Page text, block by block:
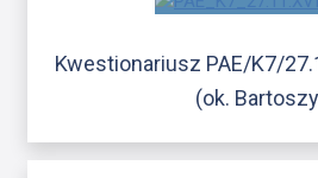
Kwestionariusz PAE/K7/
(ok.